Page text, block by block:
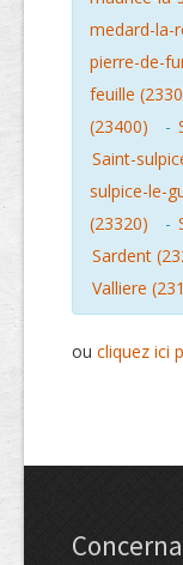
medard-la-
pierre-de-
feuille
(23400)
-
Saint-
sulpice-le-
(23320)
-
Sardent
Valliere
ou cliquez ici